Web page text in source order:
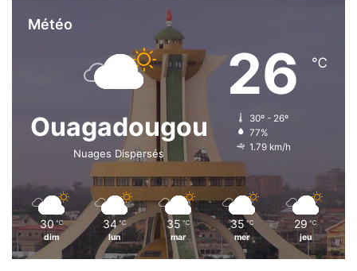
Météo
Ouagadougou
Nuages Dispersés
26 ℃
30º - 26º
77%
1.79 km/h
30 ℃
dim
34 ℃
lun
35 ℃
mar
35 ℃
mer
29 ℃
jeu